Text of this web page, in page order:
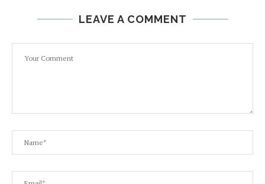
LEAVE A COMMENT